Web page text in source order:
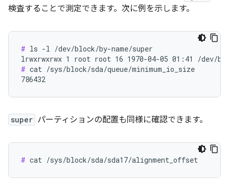
検査することで測定できます。次に例を示します。
# ls -l /dev/block/by-name/super
# cat /sys/block/sda/queue/minimum_io_size
786432
super パーティションの配置も同様に確認できます。
# cat /sys/block/sda/sda17/alignment_offset